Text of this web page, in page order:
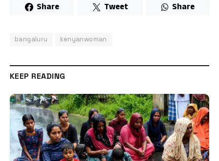
Share Tweet Share
bangaluru kenyanwoman
KEEP READING